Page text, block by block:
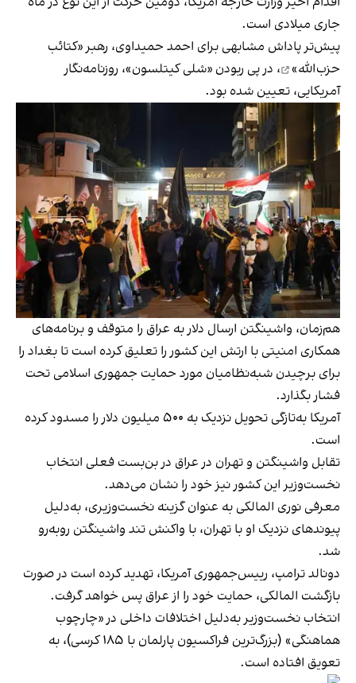
جاری میلادی است.
پیش‌تر پاداش مشابهی برای احمد حمیداوی، رهبر «کتائب
حزب‌الله»
، در پی ربودن «شلی کیتلسون»، روزنامه‌نگار
آمریکایی، تعیین شده بود.
هم‌زمان، واشینگتن ارسال دلار به عراق را متوقف و برنامه‌های
همکاری امنیتی با ارتش این کشور را تعلیق کرده است تا بغداد را
برای برچیدن شبه‌نظامیان مورد حمایت جمهوری اسلامی تحت
فشار بگذارد.
آمریکا به‌تازگی تحویل نزدیک به ۵۰۰ میلیون دلار را مسدود کرده
است.
تقابل واشینگتن و تهران در عراق در بن‌بست فعلی انتخاب
نخست‌وزیر این کشور نیز خود را نشان می‌دهد.
معرفی نوری المالکی به عنوان گزینه نخست‌وزیری، به‌دلیل
پیوندهای نزدیک او با تهران، با واکنش تند واشینگتن روبه‌رو
شد.
دونالد ترامپ، رییس‌جمهوری آمریکا، تهدید کرده است در صورت
بازگشت المالکی، حمایت خود را از عراق پس خواهد گرفت.
انتخاب نخست‌وزیر به‌دلیل اختلافات داخلی در «چارچوب
هماهنگی» (بزرگ‌ترین فراکسیون پارلمان با ۱۸۵ کرسی)، به
تعویق افتاده است.